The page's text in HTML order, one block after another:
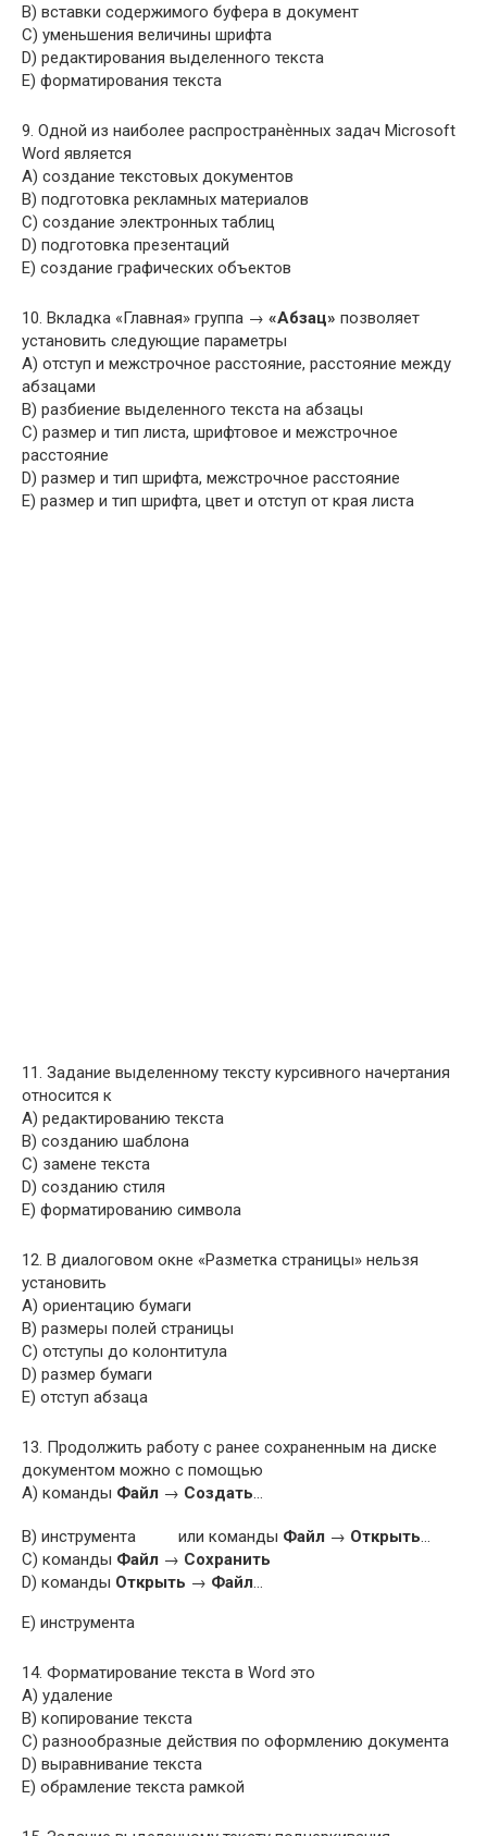
B) вставки содержимого буфера в документ
C) уменьшения величины шрифта
D) редактирования выделенного текста
E) форматирования текста
9. Одной из наиболее распространѐнных задач Microsoft
Word является
A) создание текстовых документов
B) подготовка рекламных материалов
C) создание электронных таблиц
D) подготовка презентаций
E) создание графических объектов
10. Вкладка «Главная» группа → «Абзац» позволяет
установить следующие параметры
A) отступ и межстрочное расстояние, расстояние между
абзацами
B) разбиение выделенного текста на абзацы
C) размер и тип листа, шрифтовое и межстрочное
расстояние
D) размер и тип шрифта, межстрочное расстояние
E) размер и тип шрифта, цвет и отступ от края листа
11. Задание выделенному тексту курсивного начертания
относится к
A) редактированию текста
B) созданию шаблона
C) замене текста
D) созданию стиля
E) форматированию символа
12. В диалоговом окне «Разметка страницы» нельзя
установить
A) ориентацию бумаги
B) размеры полей страницы
C) отступы до колонтитула
D) размер бумаги
E) отступ абзаца
13. Продолжить работу с ранее сохраненным на диске
документом можно с помощью
A) команды Файл → Создать…
B) инструмента или команды Файл → Открыть…
C) команды Файл → Сохранить
D) команды Открыть → Файл…
E) инструмента
14. Форматирование текста в Word это
A) удаление
B) копирование текста
C) разнообразные действия по оформлению документа
D) выравнивание текста
E) обрамление текста рамкой